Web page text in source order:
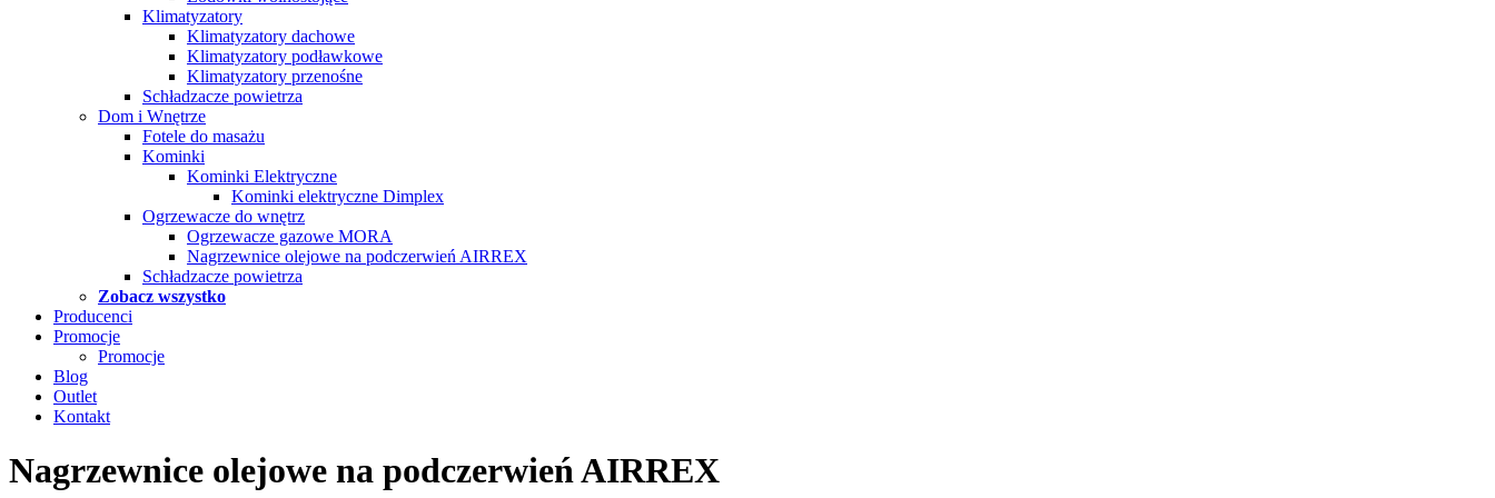
Klimatyzatory
Klimatyzatory dachowe
Klimatyzatory podławkowe
Klimatyzatory przenośne
Schładzacze powietrza
Dom i Wnętrze
Fotele do masażu
Kominki
Kominki Elektryczne
Kominki elektryczne Dimplex
Ogrzewacze do wnętrz
Ogrzewacze gazowe MORA
Nagrzewnice olejowe na podczerwień AIRREX
Schładzacze powietrza
Zobacz wszystko
Producenci
Promocje
Promocje
Blog
Outlet
Kontakt
Nagrzewnice olejowe na podczerwień AIRREX